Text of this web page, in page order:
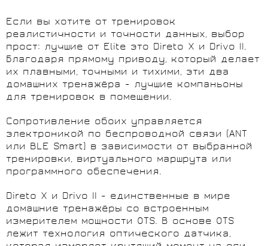
Если вы хотите от тренировок
реалистичности и точности данных, выбор
прост: лучшие от Elite это Direto X и Drivo II.
Благодаря прямому приводу, который делает
их плавными, точными и тихими, эти два
домашних тренажёра - лучшие компаньоны
для тренировок в помещении.
Сопротивление обоих управляется
электроникой по беспроводной связи (ANT
или BLE Smart) в зависимости от выбранной
тренировки, виртуального маршрута или
программного обеспечения.
Direto X и Drivo II - единственные в мире
домашние тренажёры со встроенным
измерителем мощности OTS. В основе OTS
лежит технология оптического датчика,